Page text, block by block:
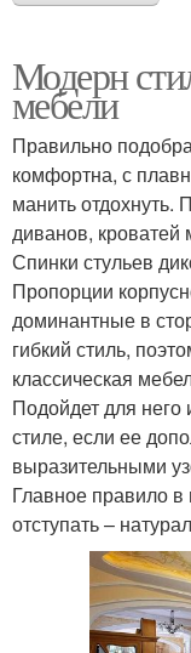
Модерн
мебели
Правильно
комфортна, с
манить отдохнуть.
диванов, кроватей
Спинки стульев
Пропорции
доминантные в
гибкий стиль,
классическая
Подойдет для
стиле, если ее
выразительными
Главное правило в
отступать –